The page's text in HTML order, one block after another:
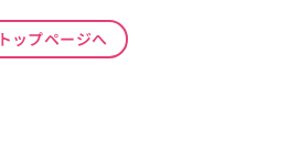
トップページへ